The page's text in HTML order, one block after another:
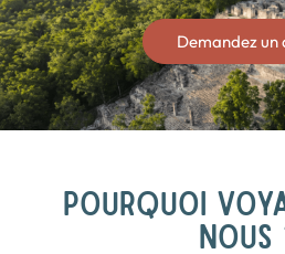
Demandez un
POURQUOI
NOUS